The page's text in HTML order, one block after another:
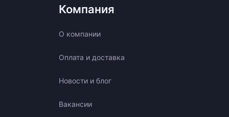
Компания
О компании
Оплата и доставка
Новости и блог
Вакансии